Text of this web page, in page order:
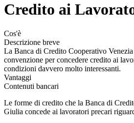
Credito ai
Cos'è
Descrizione breve
La Banca di Credito Cooperativo
convenzione per concedere credito ai
condizioni davvero molto interessanti.
Vantaggi
Contenuti bancari
Le forme di credito che la Banca di
Giulia concede ai lavoratori precari